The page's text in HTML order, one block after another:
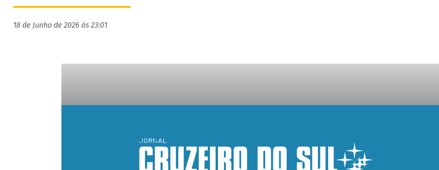
18 de Junho de 2026 às 23:01